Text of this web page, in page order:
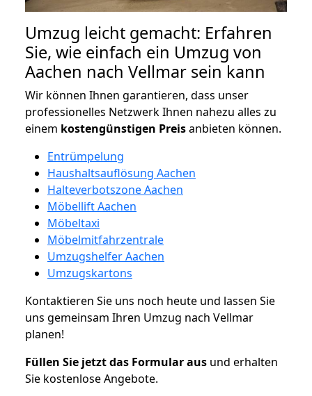
Umzug leicht gemacht: Erfahren
Sie, wie einfach ein Umzug von
Aachen nach Vellmar sein kann
Wir können Ihnen garantieren, dass unser
professionelles Netzwerk Ihnen nahezu alles zu
einem kostengünstigen Preisanbieten können.
Entrümpelung
Haushaltsauflösung Aachen
Halteverbotszone Aachen
Möbellift Aachen
Möbeltaxi
Möbelmitfahrzentrale
Umzugshelfer Aachen
Umzugskartons
Kontaktieren Sie uns noch heute und lassen Sie
uns gemeinsam Ihren Umzug nach Vellmar
planen!
Füllen Sie jetzt das Formular aus und erhalten
Sie kostenlose Angebote.